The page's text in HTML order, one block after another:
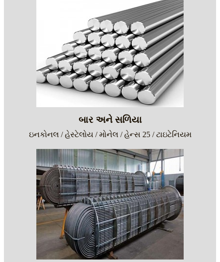
બાર અને સળિયા
ઇનકોનલ / હેસ્ટેલોય / મોનેલ / હેન્સ 25 / ટાઇટેનિયમ